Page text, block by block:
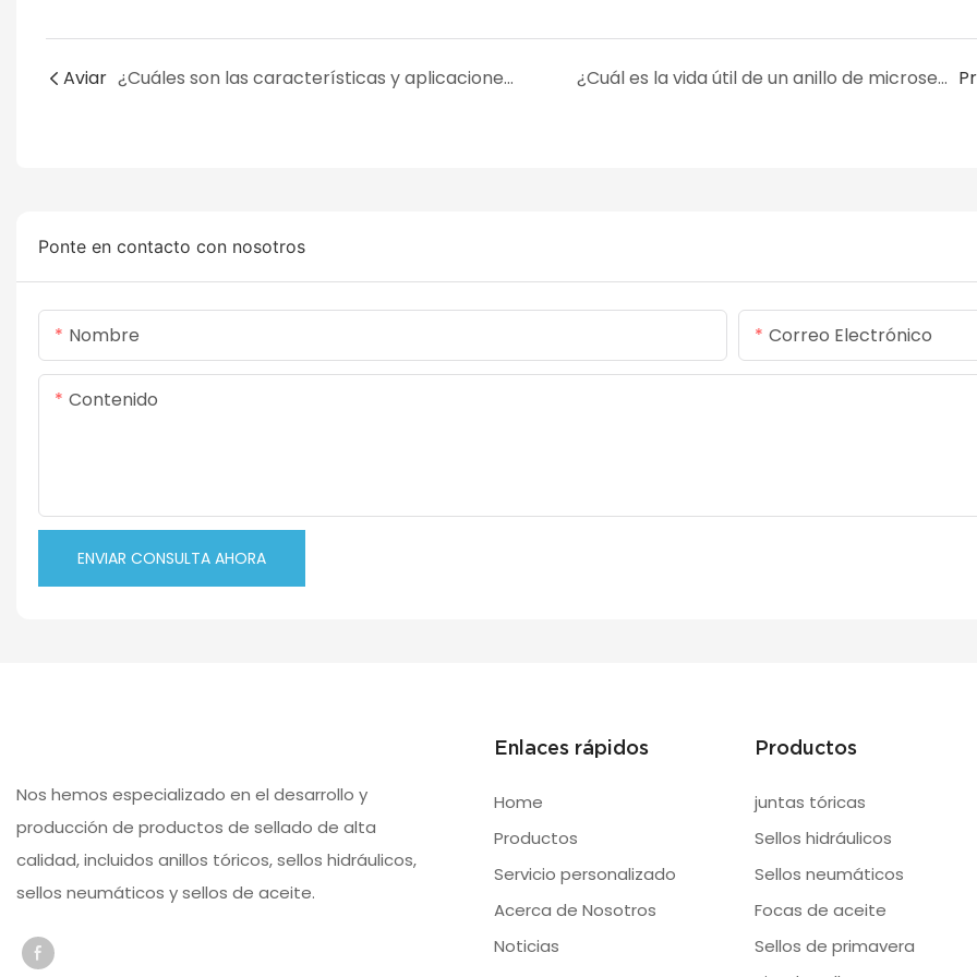
Aviar ¿Cuáles son las características y aplicaciones del caucho fluorado? ¿Cuál es la vida útil de un anillo de microsellado?
Ponte en contacto con nosotros
Nombre Correo Electrónico
Contenido
ENVIAR CONSULTA AHORA
Nos hemos especializado en el desarrollo y
producción de productos de sellado de alta
calidad, incluidos anillos tóricos, sellos hidráulicos,
sellos neumáticos y sellos de aceite.
Enlaces rápidos
Home
Productos
Servicio personalizado
Acerca de Nosotros
Noticias
Productos
juntas tóricas
Sellos hidráulicos
Sellos neumáticos
Focas de aceite
Sellos de primavera